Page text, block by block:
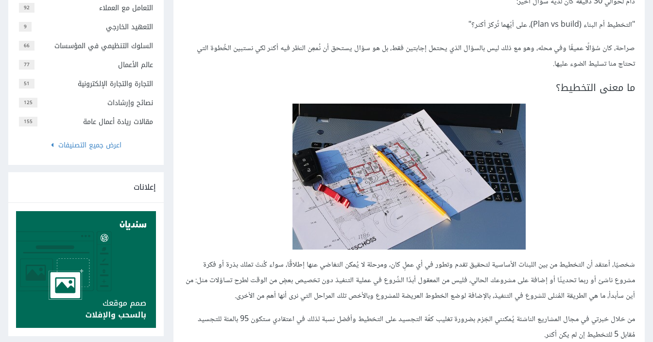
"التخطيط أم البناء (Plan vs build)، على أيّهِما تُركز أكثر؟"
صراحة، كان سُؤالًا عميقًا وفي محله، وهو مع ذلك ليس بالسؤال الذي يحتمل إجابتين فقط، بل هو سؤال يستحق أن نُمعِن النظر فيه أكثر لكي نستبين الخُطوة التي
تحتاج منا تسليط الضوء عليها.
ما معنى التخطيط؟
شخصيًا، أعتقد أن التخطيط من بين اللبنات الأساسية لتحقيق تقدم وتطور في أي عملٍ كان، ومرحلة لا يُمكن التغاضي عنها إطلاقًا، سواء كُنتَ تملك بذرة أو فكرة
مشروع ناشئ أو ربما تحديثًا أو إضافة على مشروعك الحالي، فليس من المعقول أبدًا الشُروع في عملية التنفيذ دون تخصيص بعضٍ من الوقت لطرح تساؤلات مثل: من
أين سأبدأ، ما هي الطريقة المُثلى للشروع في التنفيذ، بالإضافة لوضع الخطوط العريضة للمشروع وبالأخص تلك المراحل التي نرى أنها أهم من الأخرى.
من خلال خبرتي في مجال المشاريع الناشئة يُمكنني الجَزم بضرورة تغليب كفّة التجسيد على التخطيط وأفضل نسبة لذلك في اعتقادي ستكون 95 بالمئة للتجسيد
مُقابل 5 للتخطيط إن لم يكن أكثر.
92 التعامل مع العملاء
9 التعهيد الخارجي
66 السلوك التنظيمي في المؤسسات
77 عالم الأعمال
51 التجارة والتجارة الإلكترونية
125 نصائح وإرشادات
155
مقالات ريادة أعمال عامة
اعرض جميع التصنيفات
إعلانات